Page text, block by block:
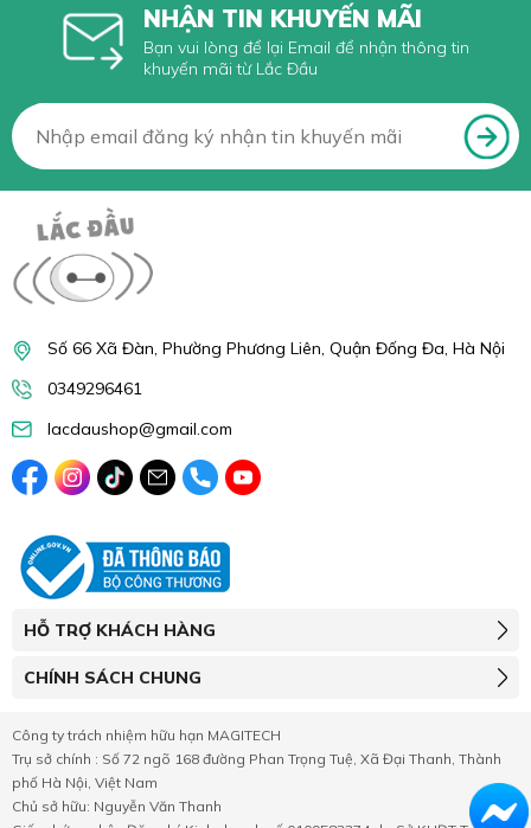
NHẬN TIN KHUYẾN MÃI
Bạn vui lòng để lại Email để nhận thông tin
khuyến mãi từ Lắc Đầu
Số 66 Xã Đàn, Phường Phương Liên, Quận Đống Đa, Hà Nội
0349296461
lacdaushop@gmail.com
HỖ TRỢ KHÁCH HÀNG
CHÍNH SÁCH CHUNG
Công ty trách nhiệm hữu hạn MAGITECH
Trụ sở chính : Số 72 ngõ 168 đường Phan Trọng Tuệ, Xã Đại Thanh, Thành
phố Hà Nội, Việt Nam
Chủ sở hữu: Nguyễn Văn Thanh